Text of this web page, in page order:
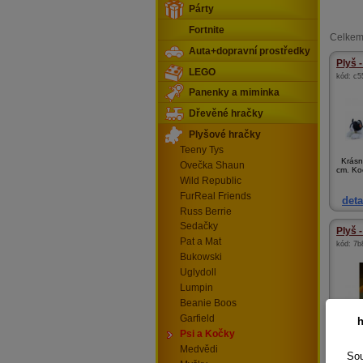
Plyš
kód:
cm.
Plyš
kód:
Párty
Fortnite
Auta+dopravní prostředky
LEGO
Panenky a miminka
Dřevěné hračky
Plyšové hračky
Teeny Tys
Ovečka Shaun
Wild Republic
FurReal Friends
Russ Berrie
Sedačky
Pat a Mat
Bukowski
Uglydoll
Lumpin
Beanie Boos
Garfield
Psi a Kočky
Medvědi